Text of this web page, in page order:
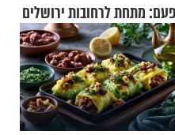
מתחת לרחובות ירושלים